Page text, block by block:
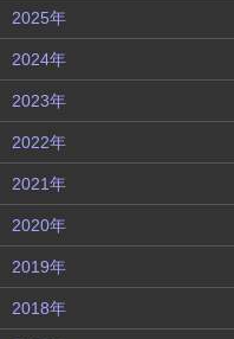
2025年
2024年
2023年
2022年
2021年
2020年
2019年
2018年